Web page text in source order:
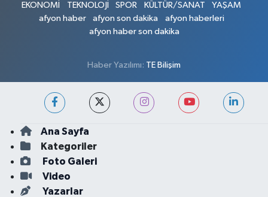
EKONOMİ
TEKNOLOJİ SPOR KÜLTÜR/SANAT
YAŞAM
afyon haber
afyon son dakika
afyon haberleri
afyon haber son dakika
Haber Yazılımı: TE Bilişim
Ana Sayfa
Kategoriler
Foto Galeri
Video
Yazarlar